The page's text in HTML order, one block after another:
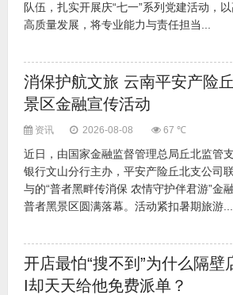
队伍，扎实开展庆“七一”系列党建活动，
高质量发展，将专业能力与责任担当...
消保护航文旅 云南平安产险
景区金融宣传活动
资讯 2026-08-08 67 ℃
近日，由国家金融监督管理总局丘北监管
银行文山分行主办，平安产险丘北支公司
与的“普者黑畔传消保 农情守护伴君游”金
普者黑景区圆满落幕。活动紧扣暑期旅游...
开店最怕“搜不到”为什么隔壁
I却天天给他免费派单？